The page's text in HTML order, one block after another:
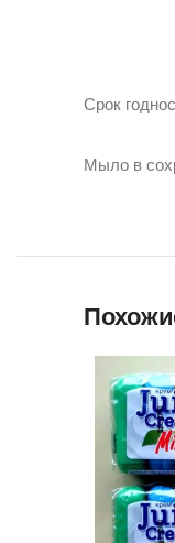
Срок
Мыло в